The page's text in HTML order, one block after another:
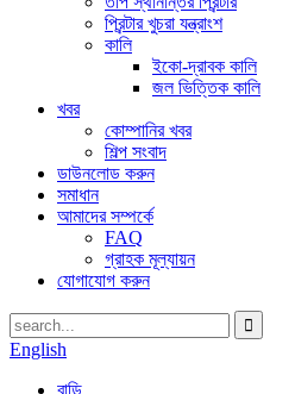
প্রিন্টার খুচরা যন্ত্রাংশ
কালি
ইকো-দ্রাবক কালি
জল ভিত্তিক কালি
খবর
কোম্পানির খবর
শিল্প সংবাদ
ডাউনলোড করুন
সমাধান
আমাদের সম্পর্কে
FAQ
গ্রাহক মূল্যায়ন
যোগাযোগ করুন
English
বাড়ি